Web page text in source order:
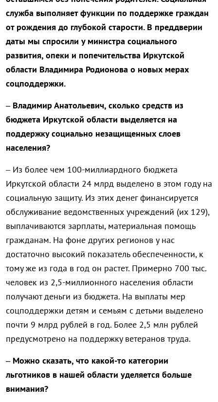
служба выполняет функции по поддержке граждан
от рождения до глубокой старости. В преддверии
даты мы спросили у министра социального
развития, опеки и попечительства Иркутской
области Владимира Родионова о новых мерах
соцподдержки.
– Владимир Анатольевич, сколько средств из
бюджета Иркутской области выделяется на
поддержку социально незащищенных слоев
населения?
– Из более чем 100-миллиардного бюджета
Иркутской области 24 млрд выделено в этом году на
социальную защиту. Из этих денег финансируется
обслуживание ведомственных учреждений (их 129),
выплачиваются зарплаты, материальная помощь
гражданам. На фоне других регионов у нас
достаточно высокий показатель обеспеченности, к
тому же из года в год он растет. Примерно 700 тыс.
человек из 2,5-миллионного населения области
получают деньги из бюджета. На выплаты мер
соцподдержки детям и семьям с детьми выделено
почти 9 млрд рублей в год. Более 2,5 млн рублей
предусмотрено на поддержку ветеранов труда.
– Можно сказать, что какой-то категории
льготников в нашей области уделяется больше
внимания?